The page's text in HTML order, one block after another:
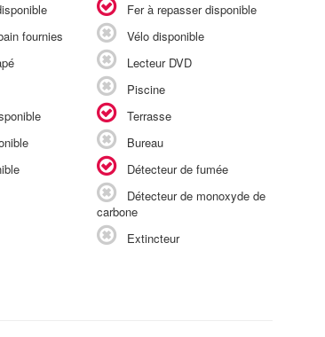
fournies
Fer à repasser disponible
Vélo disponible
Lecteur DVD
Piscine
Terrasse
Bureau
Détecteur de fumée
Détecteur de monoxyde de
carbone
Extincteur